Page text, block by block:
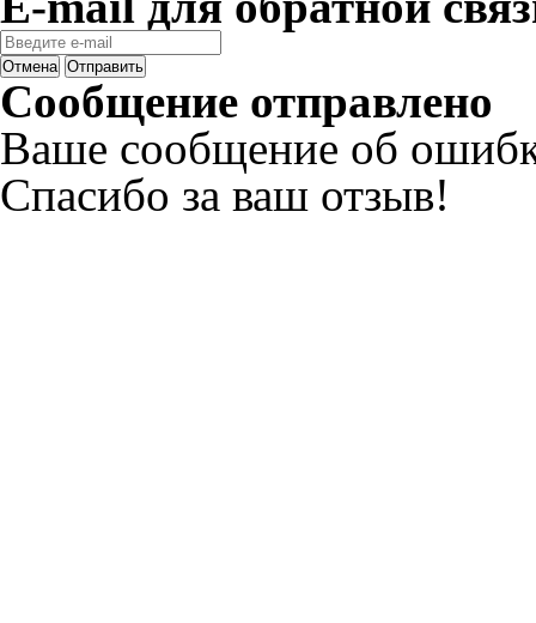
Отмена Отправить
Сообщение отправлено
Ваше сообщение об
Спасибо за ваш отзыв!